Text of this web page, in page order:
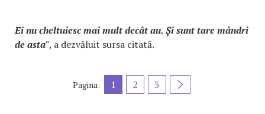
Ei nu cheltuiesc mai mult decât au. Şi sunt tare mândri
de asta", a dezvăluit sursa citată.
Pagina: 1 2 3